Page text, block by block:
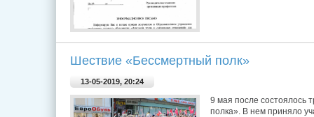
Шествие «Бессмертный полк»
13-05-2019, 20:24
9 мая после состоялось
полка». В нем приняло